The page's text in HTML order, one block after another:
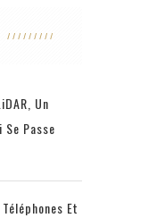
Un
Se Passe
Et